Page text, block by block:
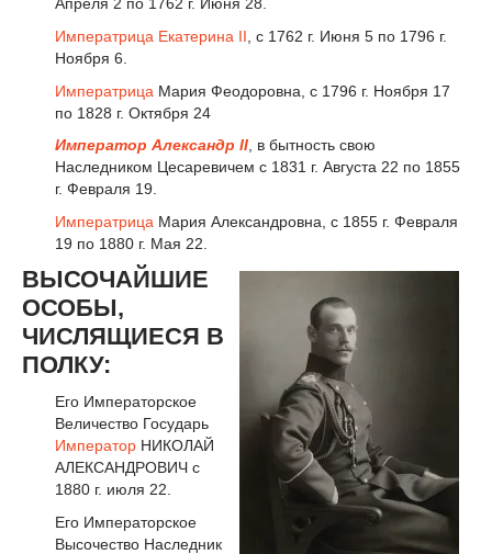
Императрица Екатерина II , с 1762 г. Июня 5 по 1796 г.
Ноября 6.
Императрица Мария Феодоровна, с 1796 г. Ноября 17
по 1828 г. Октября 24
Император Александр II, в бытность свою
Наследником Цесаревичем с 1831 г. Августа 22 по 1855
г. Февраля 19.
Императрица Мария Александровна, с 1855 г. Февраля
19 по 1880 г. Мая 22.
ВЫСОЧАЙШИЕ
ОСОБЫ,
ЧИСЛЯЩИЕСЯ В
ПОЛКУ:
Его Императорское
Величество Государь
Император НИКОЛАЙ
АЛЕКСАНДРОВИЧ с
1880 г. июля 22.
Его Императорское
Высочество Наследник